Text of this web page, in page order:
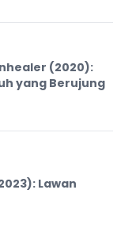
(2020):
yang Berujung
Lawan